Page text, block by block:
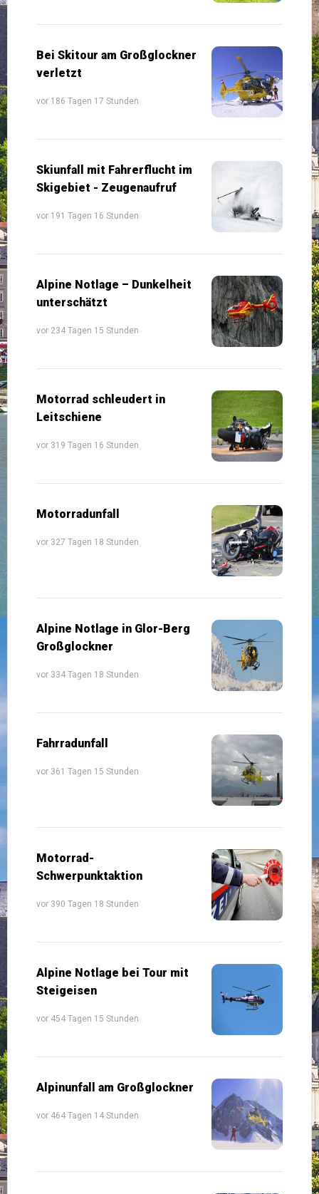
Bei Skitour am Großglockner
verletzt
vor 186 Tagen 17 Stunden
Skiunfall mit Fahrerflucht im
Skigebiet - Zeugenaufruf
vor 191 Tagen 16 Stunden
Alpine Notlage – Dunkelheit
unterschätzt
vor 234 Tagen 15 Stunden
Motorrad schleudert in
Leitschiene
vor 319 Tagen 16 Stunden
Motorradunfall
vor 327 Tagen 18 Stunden
Alpine Notlage in Glor-Berg
Großglockner
vor 334 Tagen 18 Stunden
Fahrradunfall
vor 361 Tagen 15 Stunden
Motorrad-
Schwerpunktaktion
vor 390 Tagen 18 Stunden
Alpine Notlage bei Tour mit
Steigeisen
vor 454 Tagen 15 Stunden
Alpinunfall am Großglockner
vor 464 Tagen 14 Stunden